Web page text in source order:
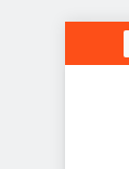
to